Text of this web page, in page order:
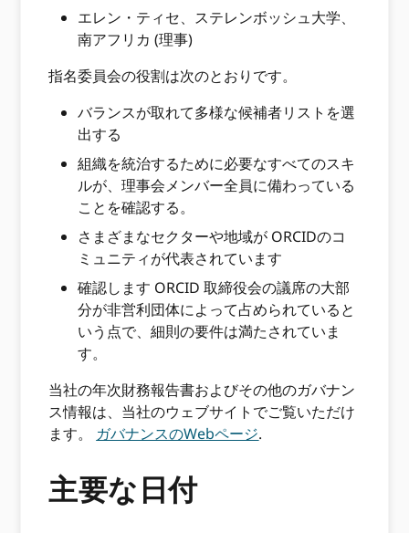
エレン・ティセ、ステレンボッシュ大学、
南アフリカ (理事)
指名委員会の役割は次のとおりです。
バランスが取れて多様な候補者リストを選
出する
組織を統治するために必要なすべてのスキ
ルが、理事会メンバー全員に備わっている
ことを確認する。
さまざまなセクターや地域が ORCIDのコ
ミュニティが代表されています
確認します ORCID 取締役会の議席の大部
分が非営利団体によって占められていると
いう点で、細則の要件は満たされていま
す。
当社の年次財務報告書およびその他のガバナン
ス情報は、当社のウェブサイトでご覧いただけ
ます。 ガバナンスのWebページ.
主要な日付